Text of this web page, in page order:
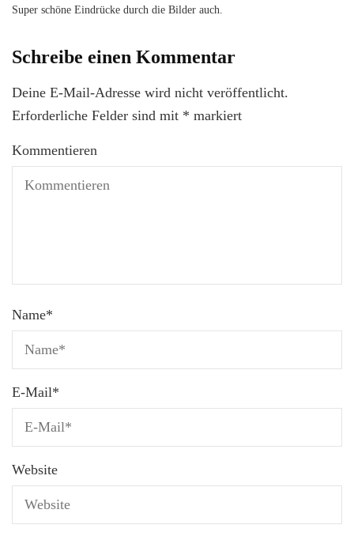
Super schöne Eindrücke durch die Bilder auch.
Schreibe einen Kommentar
Deine E-Mail-Adresse wird nicht veröffentlicht.
Erforderliche Felder sind mit * markiert
Kommentieren
Name*
E-Mail*
Website